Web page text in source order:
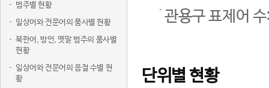
범주별 현황
일상어와 전문어의 품사별 현황
북한어, 방언, 옛말 범주의 품사별
현황
일상어와 전문어의 음절 수별 현
황
관용구 표제어
단위별 현황